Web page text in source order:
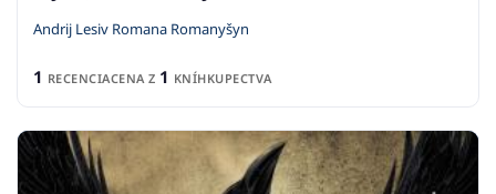
Andrij Lesiv Romana Romanyšyn
1 RECENCIACENA Z 1 KNÍHKUPECTVA